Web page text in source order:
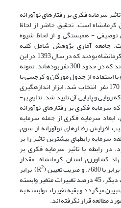
سرمایه فکری بر رفتارهای نوآورانه
کرمانشاه است. تحقیق حاضر از لحاظ
- همبستگی و از لحاظ شیوه
جامعه آماری پژوهش شامل کلیه
کارکنان جهاد کشاورزی استان کرمانشاه بودند که در سال 1393 در این
سازمان مشغول به فعالیت بودند که در حدود 300 نفر بوده­اند. نمونه
با استفاده از جدول مورگان و کرجسی با
روش تصادفی ساده به تعداد 170 نفر انتخاب شد. ابزار اندازه­گیری
پرسشنامه­ای استانداردی بود که روایی و پایایی آن تایید شد. نتایج به­
فکری بر رفتارهای نوآورانه
ابعاد سرمایه فکری از جمله سرمایه
افزایش رفتارهای نوآورانه از سوی
سرمایه رابطه­ای بیشترین تاثیر را بر
در رابطه با تاثیر سرمایه فکری بر
کشاورزی استان کرمانشاه، مقدار
2 ) برابر
با 453/. به­دست آمد. به­عبارت دیگر، 45 درصد تغییرات متغیر وابسته
می­گردد و بقیه تغییرات وابسته به
مطالعه قرار نگرفته­ اند.